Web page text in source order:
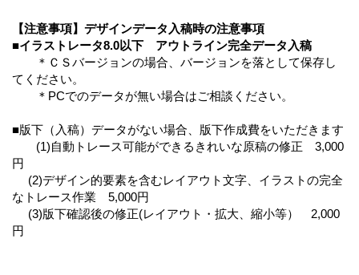
【注意事項】デザインデータ入稿時の注意事項
■イラストレータ8.0以下 アウトライン完全データ入稿
＊ＣＳバージョンの場合、バージョンを落として保存し
てください。
＊PCでのデータが無い場合はご相談ください。
■版下（入稿）データがない場合、版下作成費をいただきます
(1)自動トレース可能ができるきれいな原稿の修正 3,000
円
(2)デザイン的要素を含むレイアウト文字、イラストの完全
なトレース作業 5,000円
(3)版下確認後の修正(レイアウト・拡大、縮小等） 2,000
円